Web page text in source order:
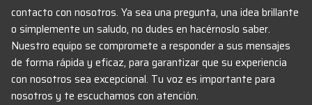
contacto con nosotros. Ya sea una pregunta, una idea brillante
o simplemente un saludo, no dudes en hacérnoslo saber.
Nuestro equipo se compromete a responder a sus mensajes
de forma rápida y eficaz, para garantizar que su experiencia
con nosotros sea excepcional. Tu voz es importante para
nosotros y te escuchamos con atención.